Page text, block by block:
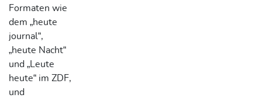
Formaten wie
dem „heute
journal“,
„heute Nacht“
und „Leute
heute“ im ZDF,
und